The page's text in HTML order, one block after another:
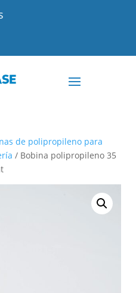
de polipropileno para
/ Bobina polipropileno 35